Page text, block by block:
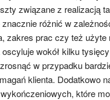
związane z realizacją
różnić w
zakres prac czy też użyte
wokół kilku
w przypadku
klienta. Dodatkowo
które